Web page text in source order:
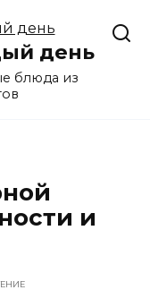
день
блюда из
и